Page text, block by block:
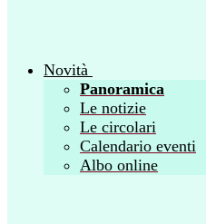
Novità
Panoramica
Le notizie
Le circolari
Calendario eventi
Albo online